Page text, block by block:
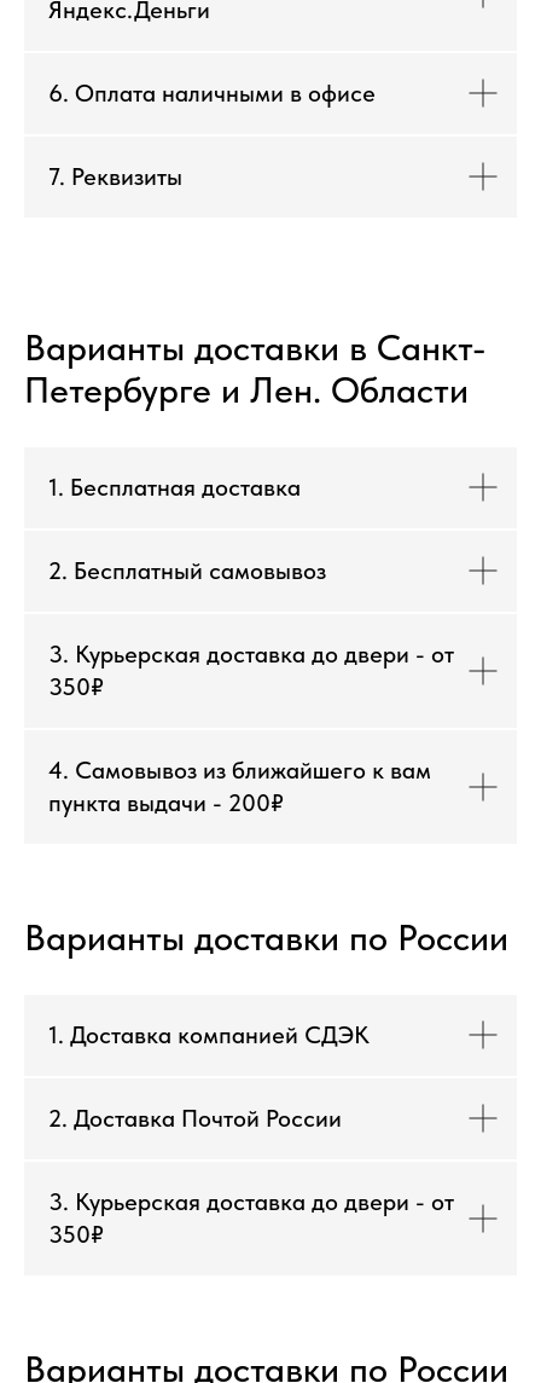
Яндекс.Деньги
6. Оплата наличными в офисе
7. Реквизиты
Варианты доставки в Санкт-
Петербурге и Лен. Области
1. Бесплатная доставка
2. Бесплатный самовывоз
3. Курьерская доставка до двери - от
350₽
4. Самовывоз из ближайшего к вам
пункта выдачи - 200₽
Варианты доставки по России
1. Доставка компанией СДЭК
2. Доставка Почтой России
3. Курьерская доставка до двери - от
350₽
Варианты доставки по России